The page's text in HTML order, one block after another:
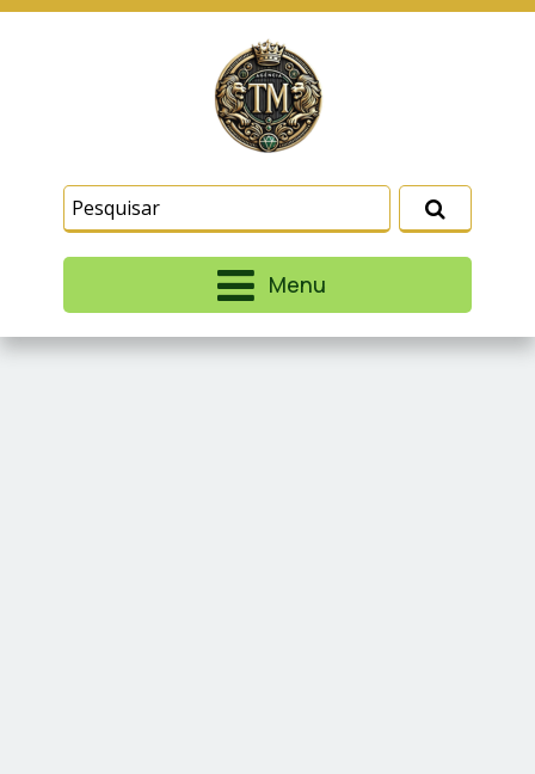
Menu
similares para lembrar e entender como você usa
nosso site, analisar seu uso de nossos produtos
e serviços, ajudar com nossos esforços de
marketing e fornecer conteúdo de terceiros. Leia
Termos e CondiçõesePolítica de